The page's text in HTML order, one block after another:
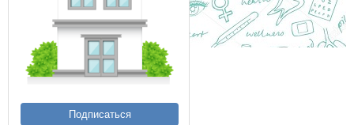
Подписаться